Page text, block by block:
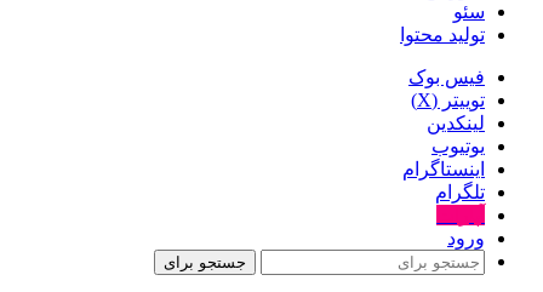
سئو
تولید محتوا
فیس بوک
توییتر (X)
لینکدین
یوتیوب
اینستاگرام
تلگرام
ورود
جستجو برای